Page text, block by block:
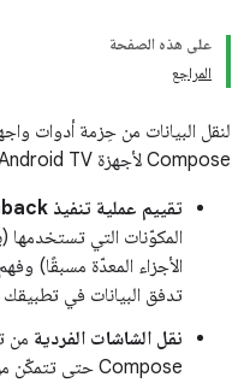
على هذه الصفحة
المراجع
Compose لأجهزة Android TV، اتّبِع الخطوات التالية:
تقييم عملية تنفيذ Leanback الحالية
المكوّنات التي تستخدمها
الأجزاء المعدّة مسبقًا)
تدفق البيانات في تطبيقك
نقل الشاشات الفردية من